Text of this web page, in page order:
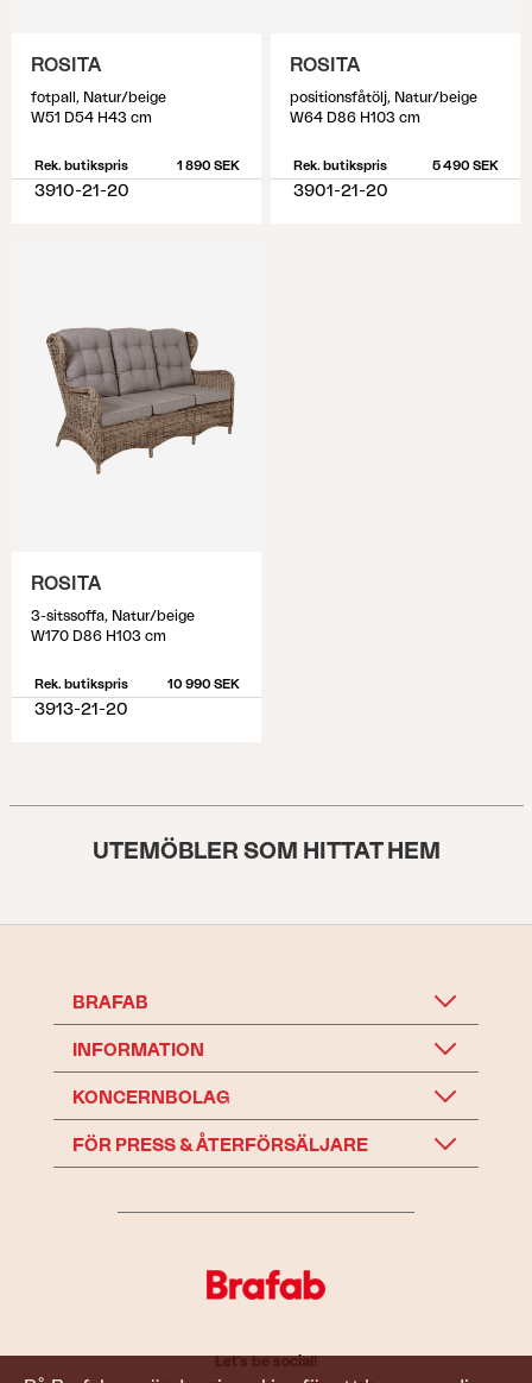
ROSITA
fotpall, Natur/beige
W51 D54 H43 cm
Rek. butikspris 1 890 SEK
3910-21-20
ROSITA
positionsfåtölj, Natur/beige
W64 D86 H103 cm
Rek. butikspris 5 490 SEK
3901-21-20
ROSITA
3-sitssoffa, Natur/beige
W170 D86 H103 cm
Rek. butikspris 10 990 SEK
3913-21-20
UTEMÖBLER SOM HITTAT HEM
BRAFAB
INFORMATION
KONCERNBOLAG
FÖR PRESS & ÅTERFÖRSÄLJARE
Let's be social!